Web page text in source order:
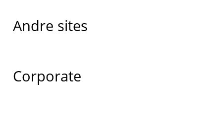
Andre sites
Corporate